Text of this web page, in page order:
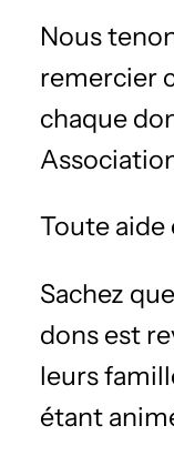
Nous
remercier
chaque
Toute aide
Sachez
dons est
leurs
étant